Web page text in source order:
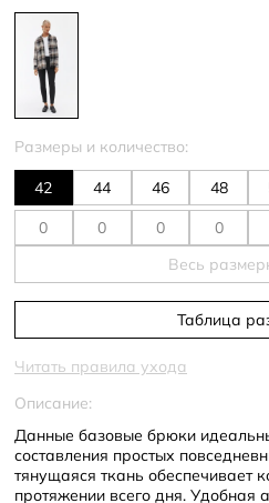
Размеры и количество:
42 44 46 48
Весь
Таблица
Читать правила ухода
Описание:
Данные базовые брюки
составления простых
тянущаяся ткань обеспечивает
протяжении всего дня. Удобная